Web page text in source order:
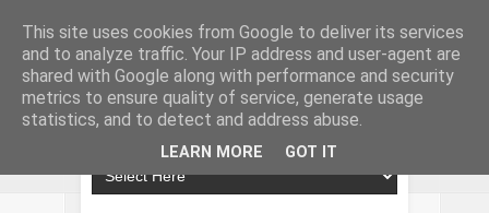
This site uses cookies from Google to deliver its services
and to analyze traffic. Your IP address and user-agent are
shared with Google along with performance and security
metrics to ensure quality of service, generate usage
statistics, and to detect and address abuse.
LEARN MORE GOT IT